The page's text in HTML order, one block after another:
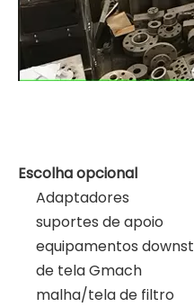
Escolha opcional
Adaptadores
suportes de apoio
equipamentos
de tela Gmach
malha/tela de filtro